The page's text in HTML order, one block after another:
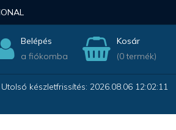
Belépés
a fiókomba
Kosár
(0 termék)
Utolsó készletfrissítés: 2026.08.06 12:02:11